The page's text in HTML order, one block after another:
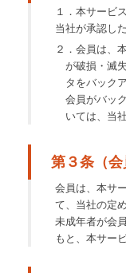
１．本サービ
当社が承認し
２．会員は、
が破損・滅
タをバック
会員がバッ
いては、当
第３条（会
会員は、本サ
て、当社の定
未成年者が会
もと、本サー